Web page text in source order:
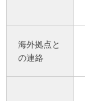
海外拠点と
の連絡